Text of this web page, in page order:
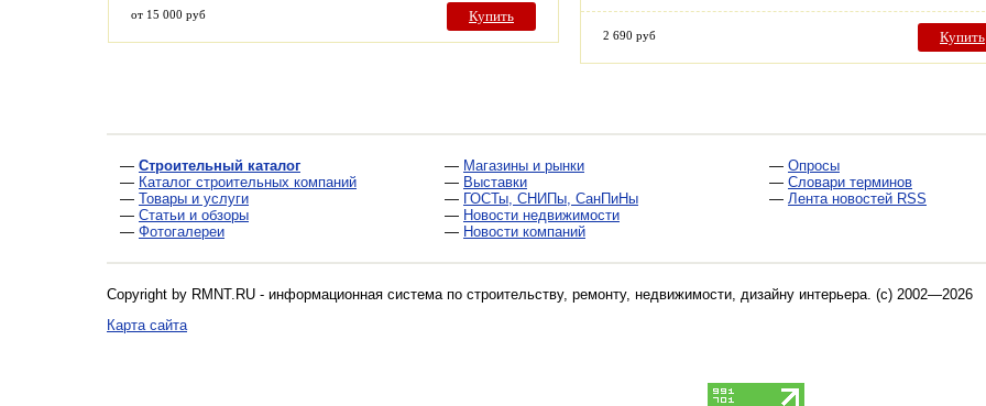
от 15 000 руб Купить
2 690 руб Купить
— Строительный каталог
— Каталог строительных компаний
— Товары и услуги
— Статьи и обзоры
— Фотогалереи
— Магазины и рынки
— Выставки
— ГОСТы, СНИПы, СанПиНы
— Новости недвижимости
— Новости компаний
— Опросы
— Словари терминов
— Лента новостей RSS
Copyright by RMNT.RU - информационная система по строительству, ремонту, недвижимости, дизайну интерьера. (c) 2002—2026
Карта сайта